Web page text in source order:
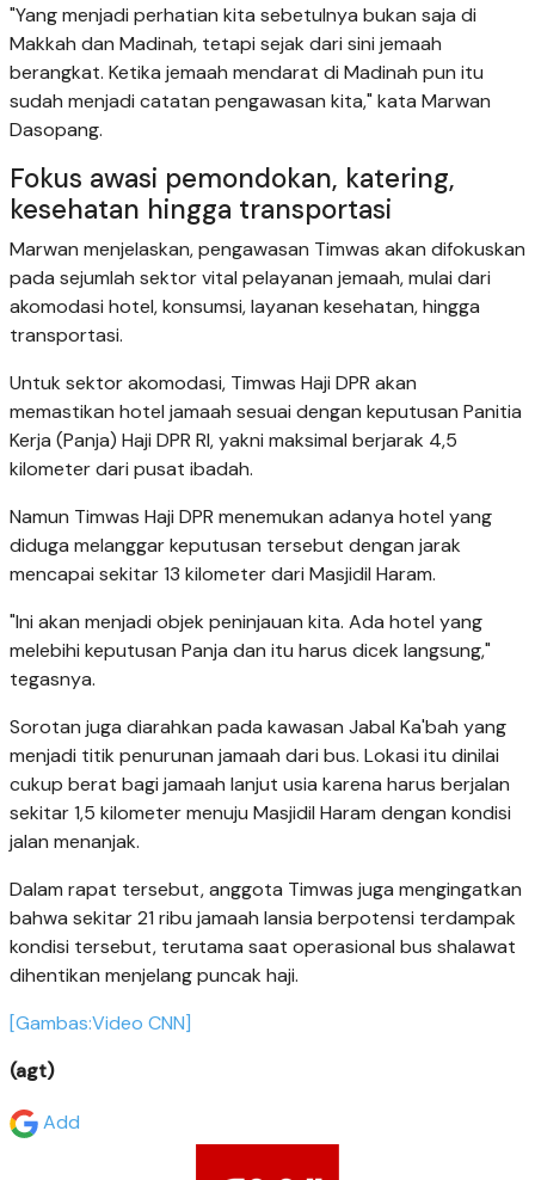
"Yang menjadi perhatian kita sebetulnya bukan saja di
Makkah dan Madinah, tetapi sejak dari sini jemaah
berangkat. Ketika jemaah mendarat di Madinah pun itu
sudah menjadi catatan pengawasan kita," kata Marwan
Dasopang.
Fokus awasi pemondokan, katering,
kesehatan hingga transportasi
Marwan menjelaskan, pengawasan Timwas akan difokuskan
pada sejumlah sektor vital pelayanan jemaah, mulai dari
akomodasi hotel, konsumsi, layanan kesehatan, hingga
transportasi.
Untuk sektor akomodasi, Timwas Haji DPR akan
memastikan hotel jamaah sesuai dengan keputusan Panitia
Kerja (Panja) Haji DPR RI, yakni maksimal berjarak 4,5
kilometer dari pusat ibadah.
Namun Timwas Haji DPR menemukan adanya hotel yang
diduga melanggar keputusan tersebut dengan jarak
mencapai sekitar 13 kilometer dari Masjidil Haram.
"Ini akan menjadi objek peninjauan kita. Ada hotel yang
melebihi keputusan Panja dan itu harus dicek langsung,"
tegasnya.
Sorotan juga diarahkan pada kawasan Jabal Ka'bah yang
menjadi titik penurunan jamaah dari bus. Lokasi itu dinilai
cukup berat bagi jamaah lanjut usia karena harus berjalan
sekitar 1,5 kilometer menuju Masjidil Haram dengan kondisi
jalan menanjak.
Dalam rapat tersebut, anggota Timwas juga mengingatkan
bahwa sekitar 21 ribu jamaah lansia berpotensi terdampak
kondisi tersebut, terutama saat operasional bus shalawat
dihentikan menjelang puncak haji.
[Gambas:Video CNN]
(agt)
Add